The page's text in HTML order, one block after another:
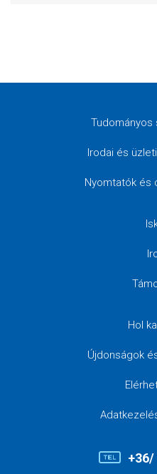
Irodai és
Nyomtatók és
Hol
Újdonságok
+36/